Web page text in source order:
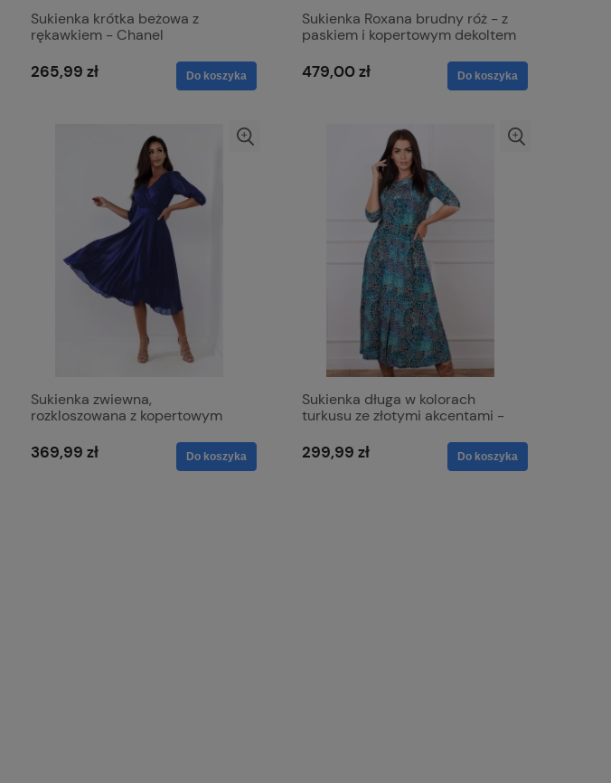
Sukienka krótka beżowa z
rękawkiem - Chanel
265,99 zł Do koszyka
Sukienka Roxana brudny róż - z
paskiem i kopertowym dekoltem
479,00 zł Do koszyka
Sukienka zwiewna,
rozkloszowana z kopertowym
zieleń granatowa
369,99 zł Do koszyka
Sukienka długa w kolorach
turkusu ze złotymi akcentami -
299,99 zł Do koszyka